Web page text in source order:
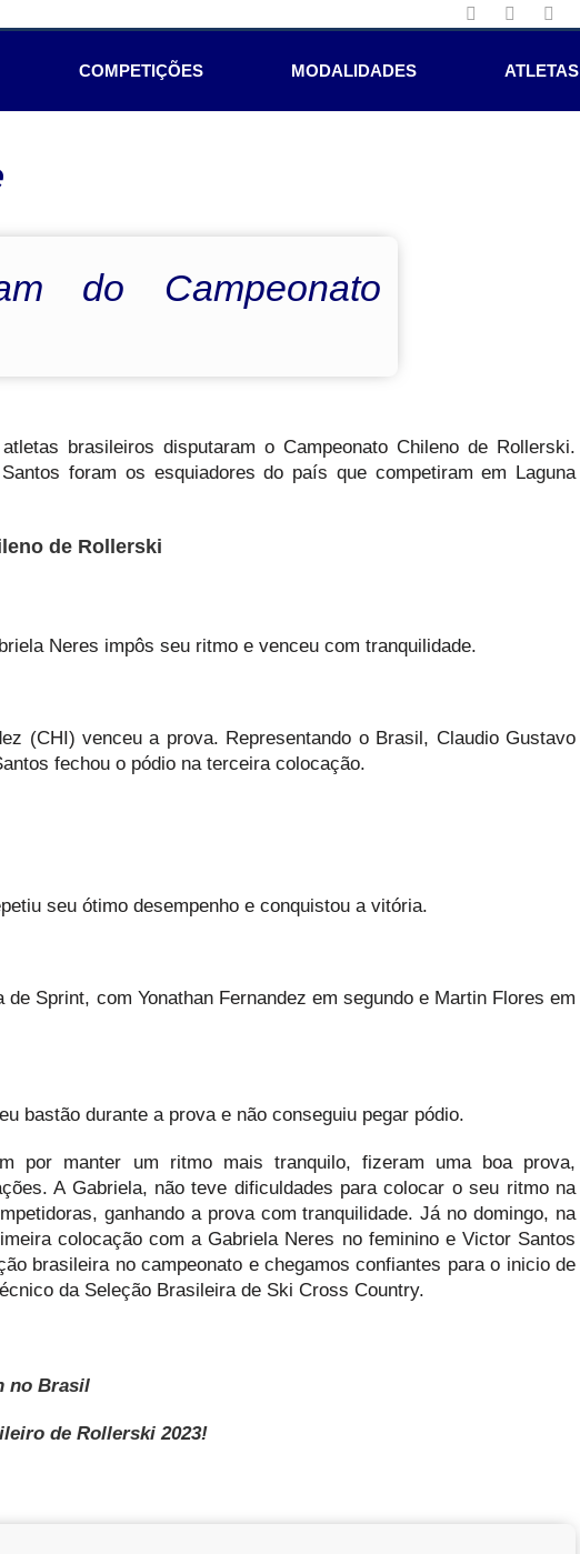
COMPETIÇÕES MODALIDADES ATLETAS
do Campeonato
brasileiros disputaram o Campeonato Chileno de Rollerski.
foram os esquiadores do país que competiram em Laguna
de Rollerski
Neres impôs seu ritmo e venceu com tranquilidade.
(CHI) venceu a prova. Representando o Brasil, Claudio Gustavo
fechou o pódio na terceira colocação.
seu ótimo desempenho e conquistou a vitória.
Sprint, com Yonathan Fernandez em segundo e Martin Flores em
bastão durante a prova e não conseguiu pegar pódio.
por manter um ritmo mais tranquilo, fizeram uma boa prova,
A Gabriela, não teve dificuldades para colocar o seu ritmo na
ganhando a prova com tranquilidade. Já no domingo, na
colocação com a Gabriela Neres no feminino e Victor Santos
brasileira no campeonato e chegamos confiantes para o inicio de
da Seleção Brasileira de Ski Cross Country.
no Brasil
de Rollerski 2023!